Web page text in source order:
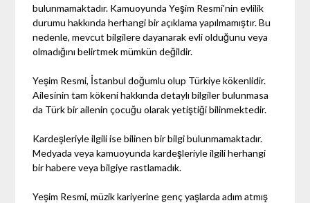
bulunmamaktadır. Kamuoyunda Yeşim Resmi'nin evlilik
durumu hakkında herhangi bir açıklama yapılmamıştır. Bu
nedenle, mevcut bilgilere dayanarak evli olduğunu veya
olmadığını belirtmek mümkün değildir.
Yeşim Resmi, İstanbul doğumlu olup Türkiye kökenlidir.
Ailesinin tam kökeni hakkında detaylı bilgiler bulunmasa
da Türk bir ailenin çocuğu olarak yetiştiği bilinmektedir.
Kardeşleriyle ilgili ise bilinen bir bilgi bulunmamaktadır.
Medyada veya kamuoyunda kardeşleriyle ilgili herhangi
bir habere veya bilgiye rastlamadık.
Yeşim Resmi, müzik kariyerine genç yaşlarda adım atmış